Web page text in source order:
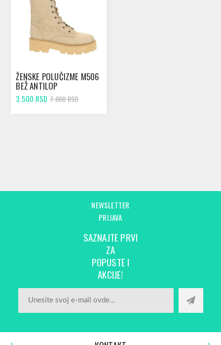
ŽENSKE POLUČIZME M506
BEŽ ANTILOP
3.500 RSD 7.000 RSD
NEWSLETTER
PRIJAVA
SAZNAJTE PRVI
ZA
POPUSTE I
AKCIJE!